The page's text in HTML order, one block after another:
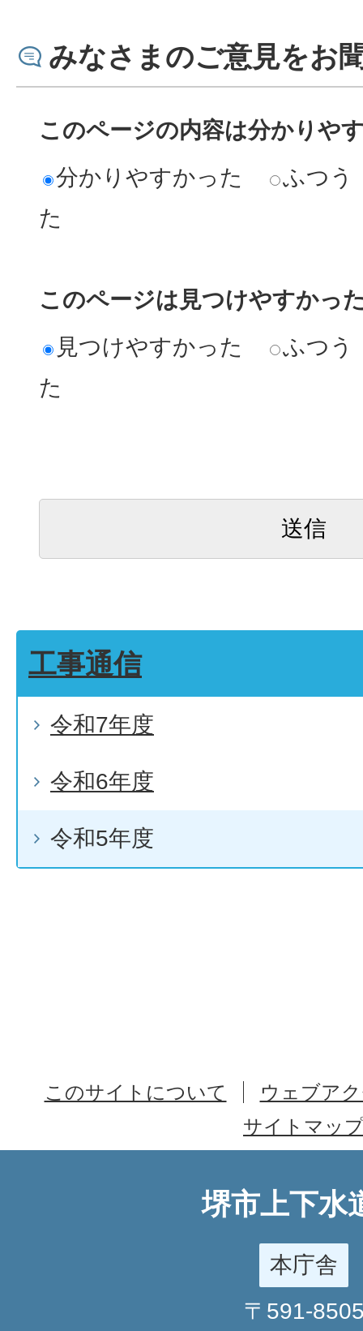
みなさまのご意見をお
このページの内容は分かりや
分かりやすかった
ふつう
た
このページは見つけやすかっ
見つけやすかった
ふつう
た
工事通信
令和7年度
令和6年度
令和5年度
このサイトについて
ウェブア
サイトマッ
堺市上下水
本庁舎
〒591-